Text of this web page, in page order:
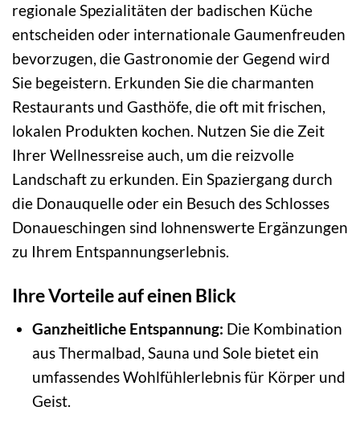
regionale Spezialitäten der badischen Küche
entscheiden oder internationale Gaumenfreuden
bevorzugen, die Gastronomie der Gegend wird
Sie begeistern. Erkunden Sie die charmanten
Restaurants und Gasthöfe, die oft mit frischen,
lokalen Produkten kochen. Nutzen Sie die Zeit
Ihrer Wellnessreise auch, um die reizvolle
Landschaft zu erkunden. Ein Spaziergang durch
die Donauquelle oder ein Besuch des Schlosses
Donaueschingen sind lohnenswerte Ergänzungen
zu Ihrem Entspannungserlebnis.
Ihre Vorteile auf einen Blick
Ganzheitliche Entspannung: Die Kombination
aus Thermalbad, Sauna und Sole bietet ein
umfassendes Wohlfühlerlebnis für Körper und
Geist.